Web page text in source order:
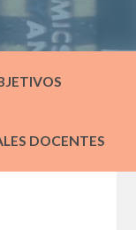
DOCENTES